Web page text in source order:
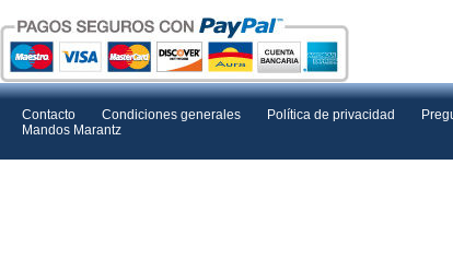
Contacto Condiciones generales Política de privacidad
Mandos Marantz